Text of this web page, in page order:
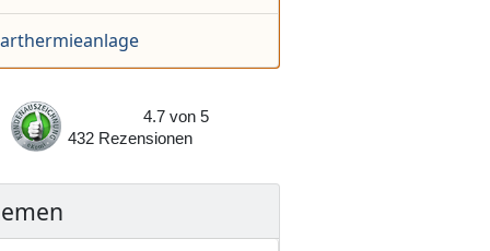
4.7 von5
432
Rezensionen